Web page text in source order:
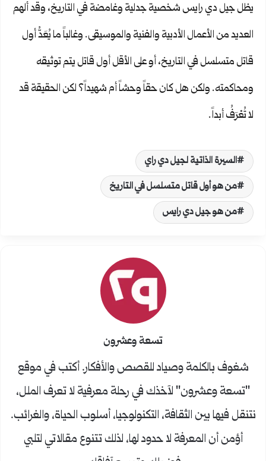
يظل جيل دي رايس شخصية جدلية وغامضة في التاريخ، وقد ألهم
العديد من الأعمال الأدبية والفنية والموسيقى. وغالباً ما يُعَدُّ أول
قاتل متسلسل في التاريخ، أو على الأقل أول قاتل يتم توثيقه
ومحاكمته. ولكن هل كان حقاً وحشاً أم شهيداً؟ لكن الحقيقة قد
لا تُعْرَفُ أبداً.
السيرة الذاتية لجيل دي راي
من هو أول قاتل متسلسل في التاريخ
من هو جيل دي رايس
تسعة وعشرون
شغوف بالكلمة وصياد للقصص والأفكار. أكتب في موقع
"تسعة وعشرون" لآخذك في رحلة معرفية لا تعرف الملل،
نتنقل فيها بين الثقافة، التكنولوجيا، أسلوب الحياة، والغرائب.
أؤمن أن المعرفة لا حدود لها، لذلك تتنوع مقالاتي لتلبي